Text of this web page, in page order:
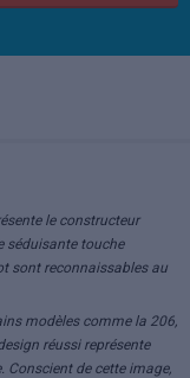
le constructeur
séduisante touche
sont reconnaissables au
modèles comme la 206,
réussi représente
Conscient de cette image,